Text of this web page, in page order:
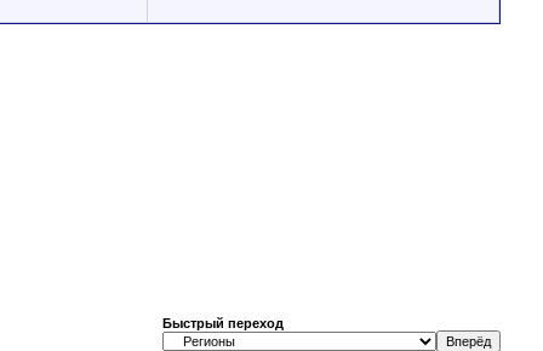
Быстрый переход